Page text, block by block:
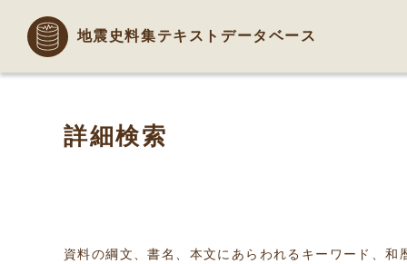
地震史料集テキストデータベース
詳細検索
資料の綱文、書名、本文にあらわれるキーワード、